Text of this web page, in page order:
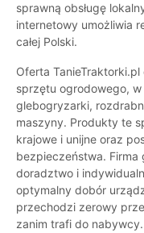
sprawną obsługę
internetowy umożliwia
całej Polski.
Oferta
sprzętu ogrodowego,
glebogryzarki,
maszyny. Produkty te
krajowe i unijne oraz
bezpieczeństwa. Firma
doradztwo i
optymalny dobór
przechodzi zerowy
zanim trafi do